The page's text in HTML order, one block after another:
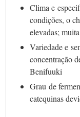
Clima e
condições, o
elevadas;
Variedade e
concentração
Benifuuki
Grau de
catequinas